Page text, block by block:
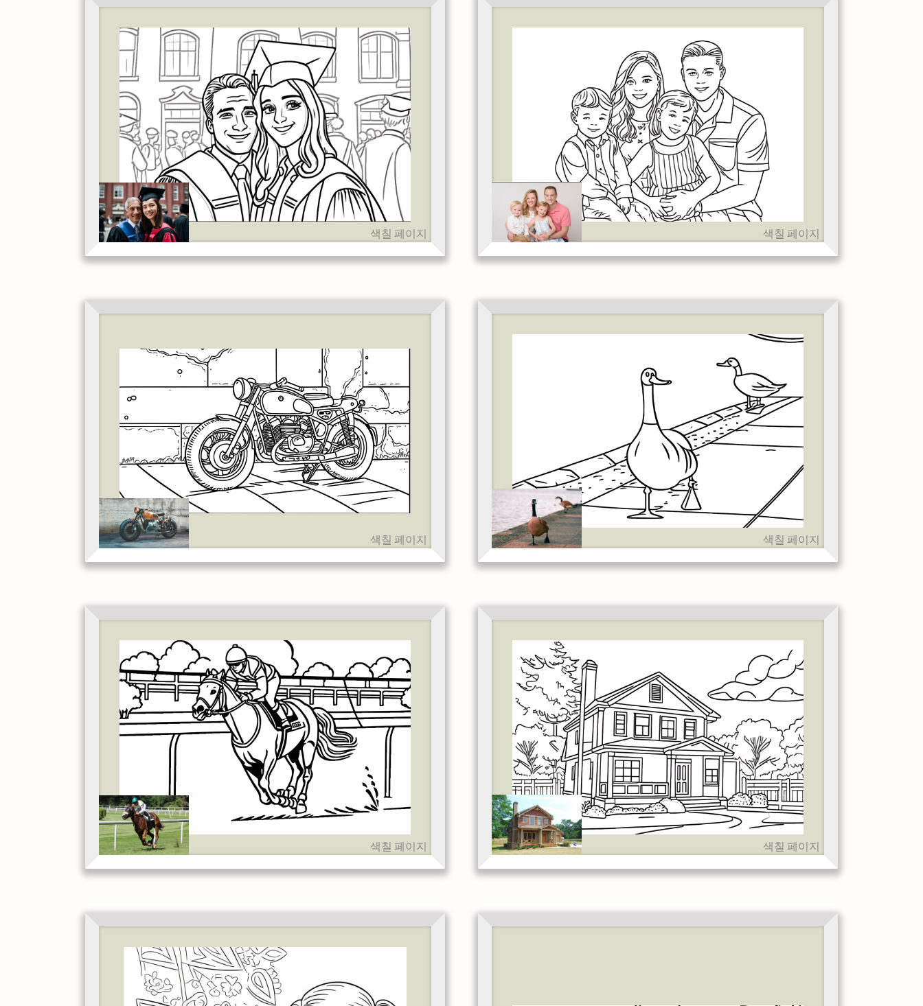
색칠 페이지 색칠 페이지
색칠 페이지 색칠 페이지
색칠 페이지 색칠 페이지